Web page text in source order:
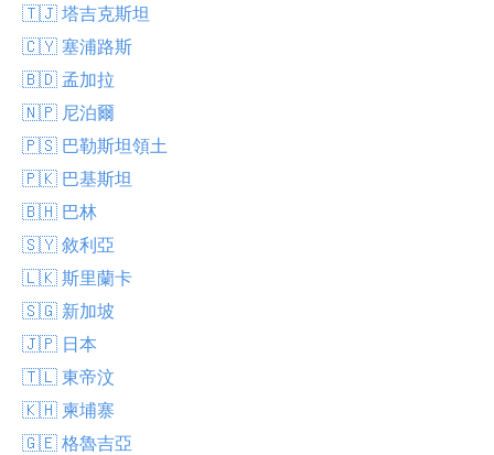
🇹🇯 塔吉克斯坦
🇨🇾 塞浦路斯
🇧🇩 孟加拉
🇳🇵 尼泊爾
🇵🇸 巴勒斯坦領土
🇵🇰 巴基斯坦
🇧🇭 巴林
🇸🇾 敘利亞
🇱🇰 斯里蘭卡
🇸🇬 新加坡
🇯🇵 日本
🇹🇱 東帝汶
🇰🇭 柬埔寨
🇬🇪 格魯吉亞